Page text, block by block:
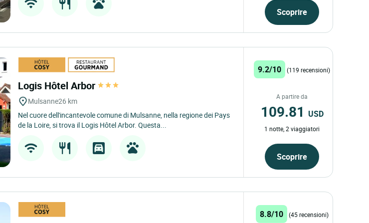
Scoprire
Logis Hôtel Arbor
Mulsanne26 km
Nel cuore dell'incantevole comune di Mulsanne, nella regione dei Pays
de la Loire, si trova il Logis Hôtel Arbor. Questa...
9.2/10 (119 recensioni)
A partire da
109.81 USD
1 notte, 2 viaggiatori
Scoprire
8.8/10 (45 recensioni)